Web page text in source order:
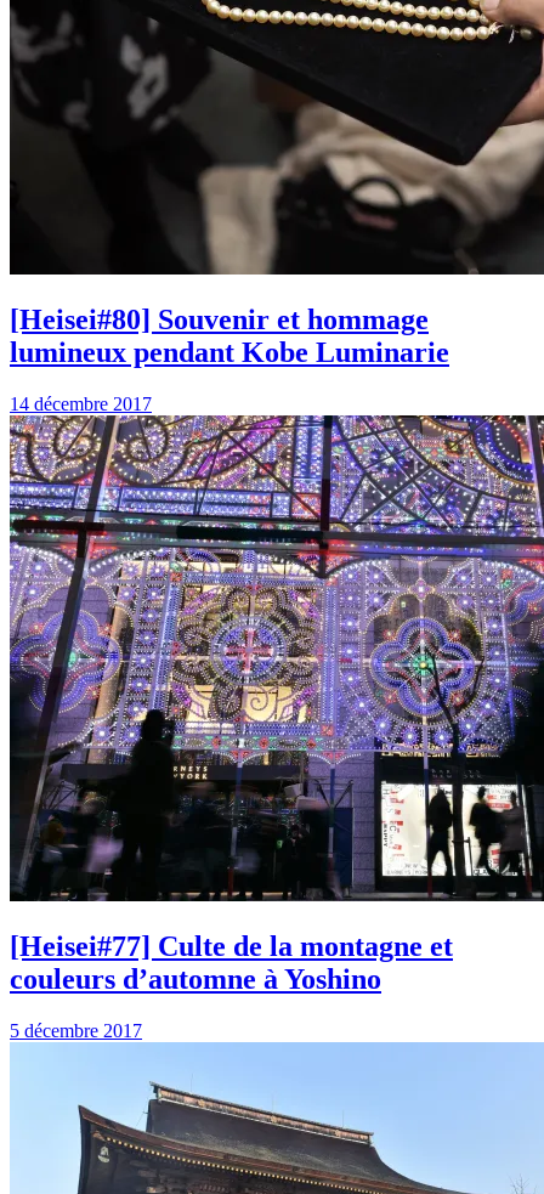
[Heisei#80] Souvenir et hommage
lumineux pendant Kobe Luminarie
14 décembre 2017
[Heisei#77] Culte de la montagne et
couleurs d’automne à Yoshino
5 décembre 2017